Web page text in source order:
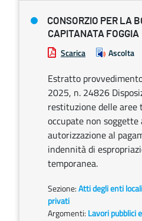
CONSORZIO PER LA
CAPITANATA FOGGIA
Scarica Ascolta
Estratto
2025, n. 24826
restituzione delle aree
occupate non soggette
autorizzazione al
indennità di
temporanea.
Sezione:Atti degli enti
privati
Argomenti: Lavori pubblici